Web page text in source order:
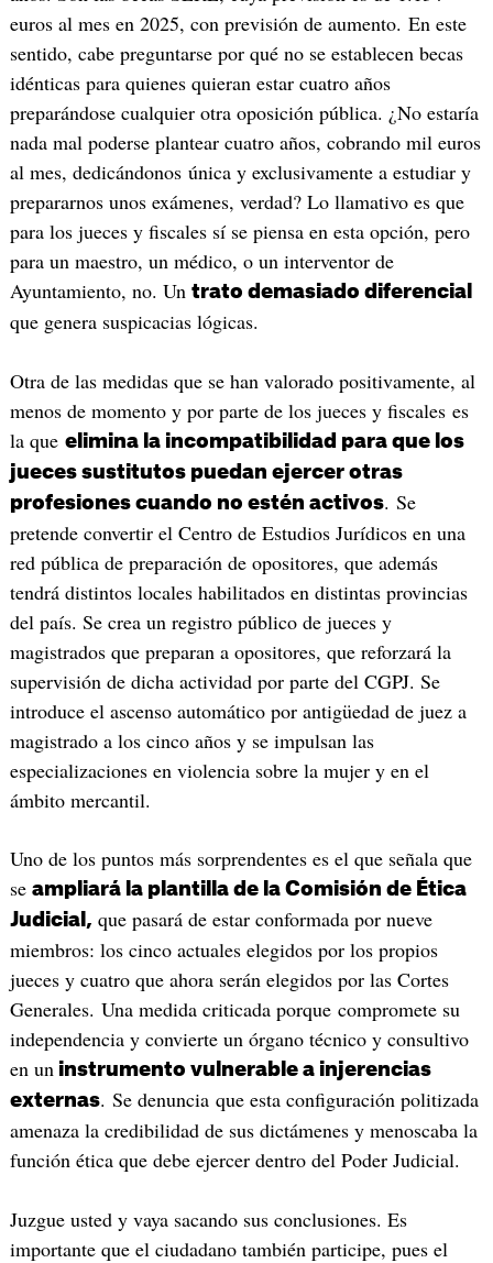
euros al mes en 2025, con previsión de aumento. En este
sentido, cabe preguntarse por qué no se establecen becas
idénticas para quienes quieran estar cuatro años
preparándose cualquier otra oposición pública. ¿No estaría
nada mal poderse plantear cuatro años, cobrando mil euros
al mes, dedicándonos única y exclusivamente a estudiar y
prepararnos unos exámenes, verdad? Lo llamativo es que
para los jueces y fiscales sí se piensa en esta opción, pero
para un maestro, un médico, o un interventor de
Ayuntamiento, no. Un trato demasiado diferencial
que genera suspicacias lógicas.
Otra de las medidas que se han valorado positivamente, al
menos de momento y por parte de los jueces y fiscales es
la que elimina la incompatibilidad para que los
jueces sustitutos puedan ejercer otras
profesiones cuando no estén activos. Se
pretende convertir el Centro de Estudios Jurídicos en una
red pública de preparación de opositores, que además
tendrá distintos locales habilitados en distintas provincias
del país. Se crea un registro público de jueces y
magistrados que preparan a opositores, que reforzará la
supervisión de dicha actividad por parte del CGPJ. Se
introduce el ascenso automático por antigüedad de juez a
magistrado a los cinco años y se impulsan las
especializaciones en violencia sobre la mujer y en el
ámbito mercantil.
Uno de los puntos más sorprendentes es el que señala que
se ampliará la plantilla de la Comisión de Ética
Judicial, que pasará de estar conformada por nueve
miembros: los cinco actuales elegidos por los propios
jueces y cuatro que ahora serán elegidos por las Cortes
Generales. Una medida criticada porque compromete su
independencia y convierte un órgano técnico y consultivo
en un instrumento vulnerable a injerencias
externas. Se denuncia que esta configuración politizada
amenaza la credibilidad de sus dictámenes y menoscaba la
función ética que debe ejercer dentro del Poder Judicial.
Juzgue usted y vaya sacando sus conclusiones. Es
importante que el ciudadano también participe, pues el